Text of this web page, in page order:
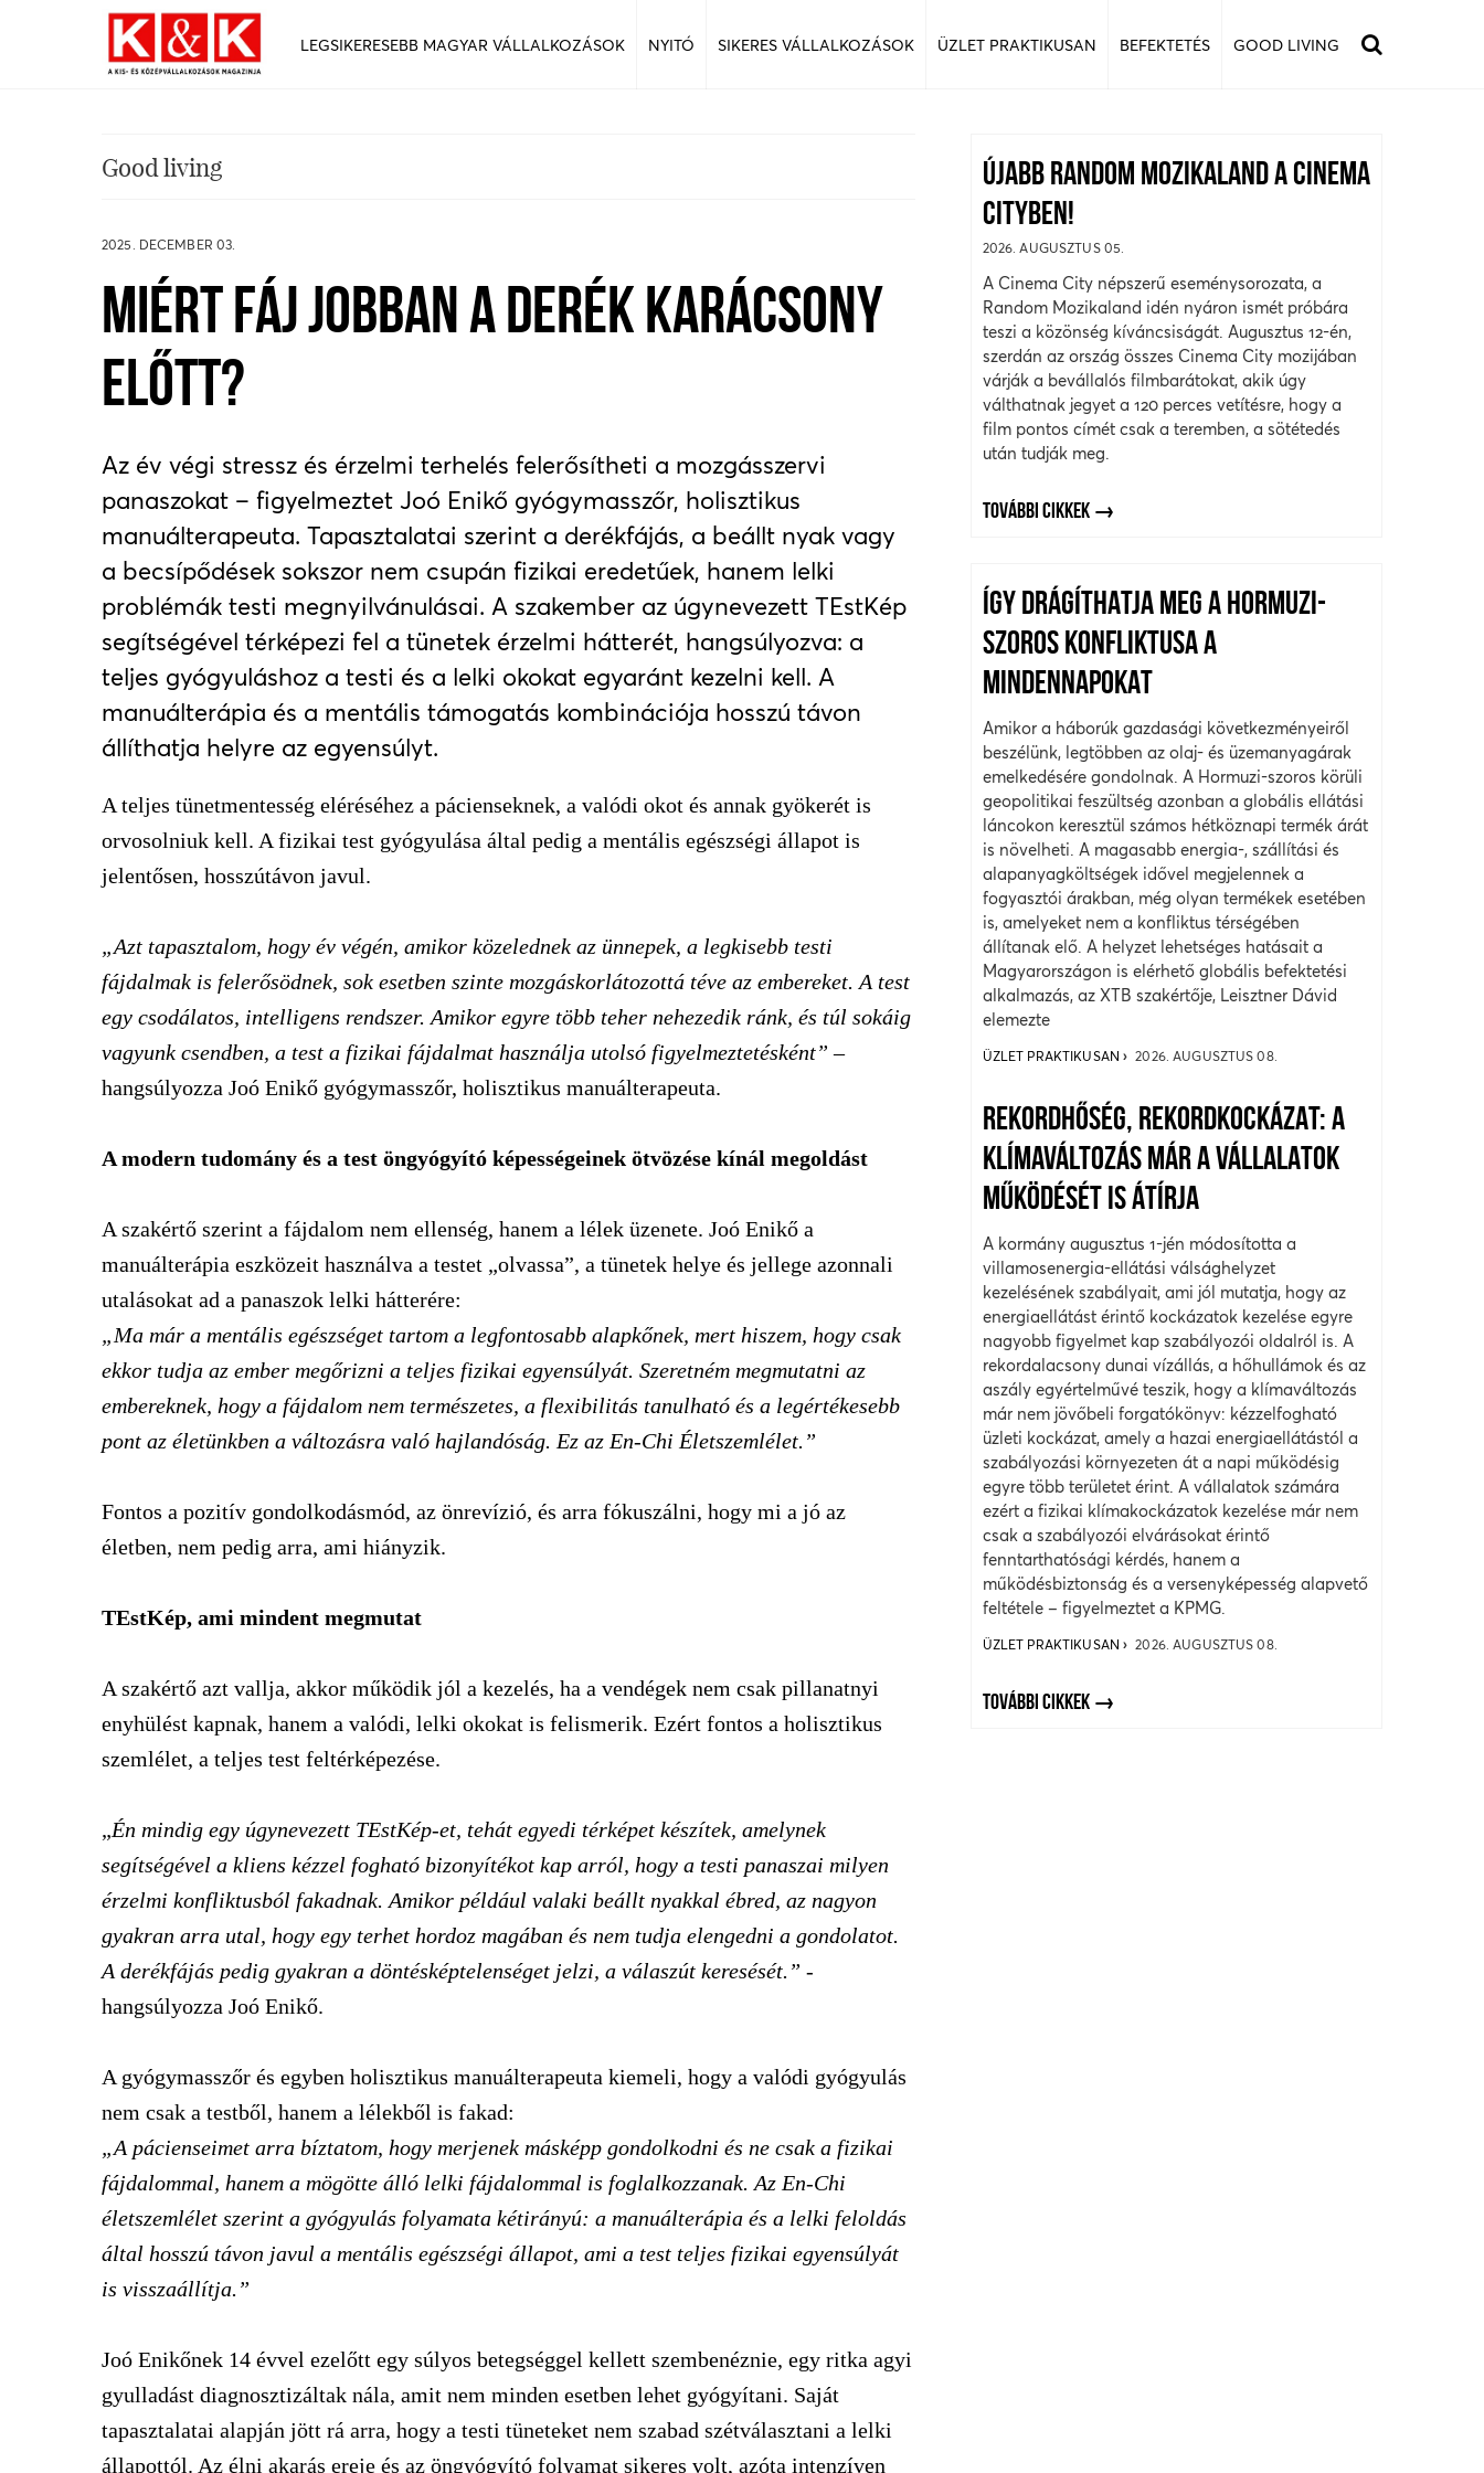
LEGSIKERESEBB MAGYAR VÁLLALKOZÁSOK NYITÓ SIKERES VÁLLALKOZÁSOK ÜZLET PRAKTIKUSAN BEFEKTETÉS GOOD LIVING
Good living
2025. DECEMBER 03.
MIÉRT FÁJ JOBBAN A DERÉK KARÁCSONY
ELŐTT?
Az év végi stressz és érzelmi terhelés felerősítheti a mozgásszervi
panaszokat – figyelmeztet Joó Enikő gyógymasszőr, holisztikus
manuálterapeuta. Tapasztalatai szerint a derékfájás, a beállt nyak vagy
a becsípődések sokszor nem csupán fizikai eredetűek, hanem lelki
problémák testi megnyilvánulásai. A szakember az úgynevezett TEstKép
segítségével térképezi fel a tünetek érzelmi hátterét, hangsúlyozva: a
teljes gyógyuláshoz a testi és a lelki okokat egyaránt kezelni kell. A
manuálterápia és a mentális támogatás kombinációja hosszú távon
állíthatja helyre az egyensúlyt.
A teljes tünetmentesség eléréséhez a pácienseknek, a valódi okot és annak gyökerét is
orvosolniuk kell. A fizikai test gyógyulása által pedig a mentális egészségi állapot is
jelentősen, hosszútávon javul.
„Azt tapasztalom, hogy év végén, amikor közelednek az ünnepek, a legkisebb testi
fájdalmak is felerősödnek, sok esetben szinte mozgáskorlátozottá téve az embereket. A test
egy csodálatos, intelligens rendszer. Amikor egyre több teher nehezedik ránk, és túl sokáig
vagyunk csendben, a test a fizikai fájdalmat használja utolsó figyelmeztetésként” –
hangsúlyozza Joó Enikő gyógymasszőr, holisztikus manuálterapeuta.
A modern tudomány és a test öngyógyító képességeinek ötvözése kínál megoldást
A szakértő szerint a fájdalom nem ellenség, hanem a lélek üzenete. Joó Enikő a
manuálterápia eszközeit használva a testet „olvassa”, a tünetek helye és jellege azonnali
utalásokat ad a panaszok lelki hátterére:
„Ma már a mentális egészséget tartom a legfontosabb alapkőnek, mert hiszem, hogy csak
ekkor tudja az ember megőrizni a teljes fizikai egyensúlyát. Szeretném megmutatni az
embereknek, hogy a fájdalom nem természetes, a flexibilitás tanulható és a legértékesebb
pont az életünkben a változásra való hajlandóság. Ez az En-Chi Életszemlélet.”
Fontos a pozitív gondolkodásmód, az önrevízió, és arra fókuszálni, hogy mi a jó az
életben, nem pedig arra, ami hiányzik.
TEstKép, ami mindent megmutat
A szakértő azt vallja, akkor működik jól a kezelés, ha a vendégek nem csak pillanatnyi
enyhülést kapnak, hanem a valódi, lelki okokat is felismerik. Ezért fontos a holisztikus
szemlélet, a teljes test feltérképezése.
„Én mindig egy úgynevezett TEstKép-et, tehát egyedi térképet készítek, amelynek
segítségével a kliens kézzel fogható bizonyítékot kap arról, hogy a testi panaszai milyen
érzelmi konfliktusból fakadnak. Amikor például valaki beállt nyakkal ébred, az nagyon
gyakran arra utal, hogy egy terhet hordoz magában és nem tudja elengedni a gondolatot.
A derékfájás pedig gyakran a döntésképtelenséget jelzi, a válaszút keresését.” -
hangsúlyozza Joó Enikő.
A gyógymasszőr és egyben holisztikus manuálterapeuta kiemeli, hogy a valódi gyógyulás
nem csak a testből, hanem a lélekből is fakad:
„A pácienseimet arra bíztatom, hogy merjenek másképp gondolkodni és ne csak a fizikai
fájdalommal, hanem a mögötte álló lelki fájdalommal is foglalkozzanak. Az En-Chi
életszemlélet szerint a gyógyulás folyamata kétirányú: a manuálterápia és a lelki feloldás
által hosszú távon javul a mentális egészségi állapot, ami a test teljes fizikai egyensúlyát
is visszaállítja.”
Joó Enikőnek 14 évvel ezelőtt egy súlyos betegséggel kellett szembenéznie, egy ritka agyi
gyulladást diagnosztizáltak nála, amit nem minden esetben lehet gyógyítani. Saját
tapasztalatai alapján jött rá arra, hogy a testi tüneteket nem szabad szétválasztani a lelki
állapottól. Az élni akarás ereje és az öngyógyító folyamat sikeres volt, azóta intenzíven
ÚJABB RANDOM MOZIKALAND A CINEMA
CITYBEN!
2026. AUGUSZTUS 05.
A Cinema City népszerű eseménysorozata, a
Random Mozikaland idén nyáron ismét próbára
teszi a közönség kíváncsiságát. Augusztus 12-én,
szerdán az ország összes Cinema City mozijában
várják a bevállalós filmbarátokat, akik úgy
válthatnak jegyet a 120 perces vetítésre, hogy a
film pontos címét csak a teremben, a sötétedés
után tudják meg.
TOVÁBBI CIKKEK
ÍGY DRÁGÍTHATJA MEG A HORMUZI-
SZOROS KONFLIKTUSA A
MINDENNAPOKAT
Amikor a háborúk gazdasági következményeiről
beszélünk, legtöbben az olaj- és üzemanyagárak
emelkedésére gondolnak. A Hormuzi-szoros körüli
geopolitikai feszültség azonban a globális ellátási
láncokon keresztül számos hétköznapi termék árát
is növelheti. A magasabb energia-, szállítási és
alapanyagköltségek idővel megjelennek a
fogyasztói árakban, még olyan termékek esetében
is, amelyeket nem a konfliktus térségében
állítanak elő. A helyzet lehetséges hatásait a
Magyarországon is elérhető globális befektetési
alkalmazás, az XTB szakértője, Leisztner Dávid
elemezte
ÜZLET PRAKTIKUSAN 2026. AUGUSZTUS 08.
REKORDHŐSÉG, REKORDKOCKÁZAT: A
KLÍMAVÁLTOZÁS MÁR A VÁLLALATOK
MŰKÖDÉSÉT IS ÁTÍRJA
A kormány augusztus 1-jén módosította a
villamosenergia-ellátási válsághelyzet
kezelésének szabályait, ami jól mutatja, hogy az
energiaellátást érintő kockázatok kezelése egyre
nagyobb figyelmet kap szabályozói oldalról is. A
rekordalacsony dunai vízállás, a hőhullámok és az
aszály egyértelművé teszik, hogy a klímaváltozás
már nem jövőbeli forgatókönyv: kézzelfogható
üzleti kockázat, amely a hazai energiaellátástól a
szabályozási környezeten át a napi működésig
egyre több területet érint. A vállalatok számára
ezért a fizikai klímakockázatok kezelése már nem
csak a szabályozói elvárásokat érintő
fenntarthatósági kérdés, hanem a
működésbiztonság és a versenyképesség alapvető
feltétele – figyelmeztet a KPMG.
ÜZLET PRAKTIKUSAN 2026. AUGUSZTUS 08.
TOVÁBBI CIKKEK